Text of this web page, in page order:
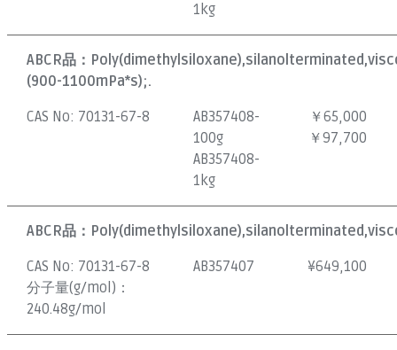
1kg
ABCR品：
(900-1100mPa*s);.
CAS No: 70131-67-8
AB357408-
100g
AB357408-
1kg
￥65,000
￥97,700
ABCR品：
CAS No: 70131-67-8
分子量(g/mol)：
240.48g/mol
AB357407 ¥649,100